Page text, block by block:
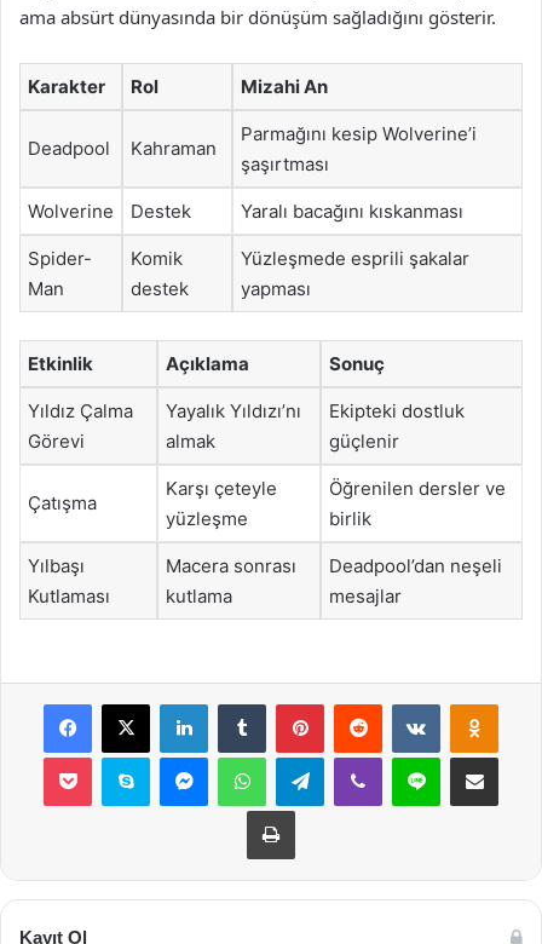
ama absürt dünyasında bir dönüşüm sağladığını gösterir.
Karakter Rol Mizahi An
Deadpool Kahraman
Parmağını kesip Wolverine’i
şaşırtması
Wolverine Destek Yaralı bacağını kıskanması
Spider-
Man
Komik
destek
Yüzleşmede esprili şakalar
yapması
Etkinlik Açıklama Sonuç
Yıldız Çalma
Görevi
Yayalık Yıldızı’nı
almak
Ekipteki dostluk
güçlenir
Çatışma
Karşı çeteyle
yüzleşme
Öğrenilen dersler ve
birlik
Yılbaşı
Kutlaması
Macera sonrası
kutlama
Deadpool’dan neşeli
mesajlar
Facebook
X LinkedInTumblr PinterestReddit VKontakte
Pocket Skype MessengerWhatsAppTelegramViber Line E-Posta ile
Yazdır
Kayıt Ol